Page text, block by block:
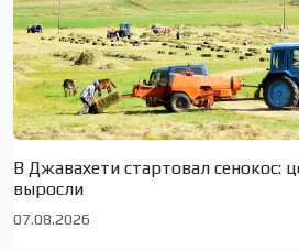
В Джавахети стартовал сенокос:
выросли
07.08.2026